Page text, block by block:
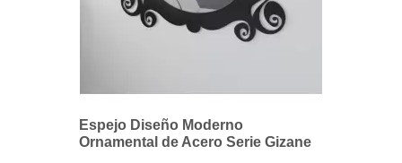
Espejo Diseño Moderno
Ornamental de Acero Serie Gizane